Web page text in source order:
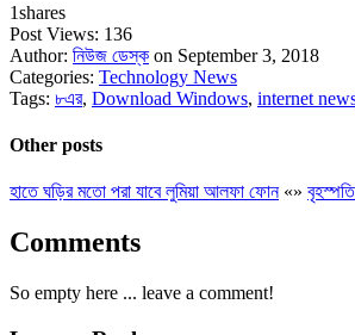
1shares
Post Views: 136
Author: নিউজ ডেস্ক on September 3, 2018
Categories: Technology News
Tags: ৮এর, Download Windows, internet
Other posts
হাতে ঘড়ির মতো পরা যাবে লুমিয়া আলফা ফোন«»
Comments
So empty here ... leave a comment!